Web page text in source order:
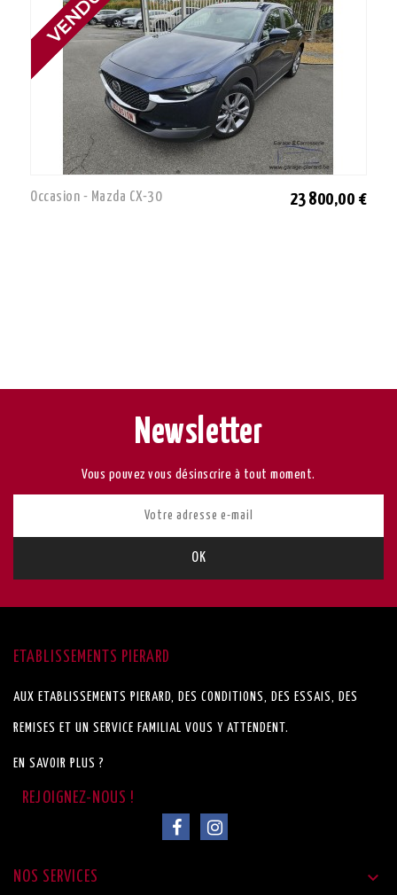
Occasion - Mazda CX-30 23 800,00 €
Newsletter
Vous pouvez vous désinscrire à tout moment.
ETABLISSEMENTS PIERARD
AUX ETABLISSEMENTS PIERARD, DES CONDITIONS, DES ESSAIS, DES
REMISES ET UN SERVICE FAMILIAL VOUS Y ATTENDENT.
EN SAVOIR PLUS ?
NOS SERVICES 